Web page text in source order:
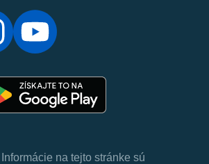
na tejto stránke sú